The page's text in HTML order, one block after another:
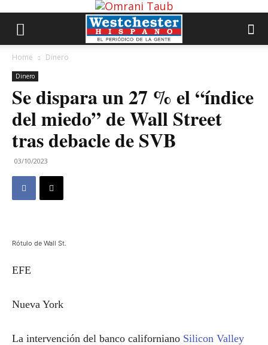
Home Dinero
Dinero
Se dispara un 27 % el “índice
del miedo” de Wall Street
tras debacle de SVB
03/10/2023
Rótulo de Wall St.
EFE
Nueva York
La intervención del banco californiano Silicon Valley